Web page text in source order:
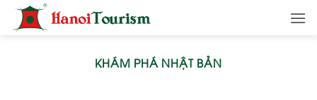
qua
KHÁM PHÁ NHẬT BẢN